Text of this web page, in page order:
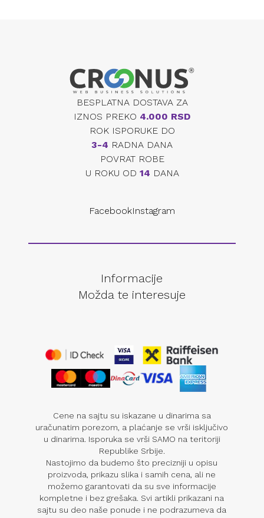
BESPLATNA DOSTAVA ZA
IZNOS PREKO 4.000 RSD
ROK ISPORUKE DO
3-4 RADNA DANA
POVRAT ROBE
U ROKU OD 14 DANA
FacebookInstagram
Informacije
Možda te interesuje
Cene na sajtu su iskazane u dinarima sa
uračunatim porezom, a plaćanje se vrši isključivo
u dinarima. Isporuka se vrši SAMO na teritoriji
Republike Srbije.
Nastojimo da budemo što precizniji u opisu
proizvoda, prikazu slika i samih cena, ali ne
možemo garantovati da su sve informacije
kompletne i bez grešaka. Svi artikli prikazani na
sajtu su deo naše ponude i ne podrazumeva da